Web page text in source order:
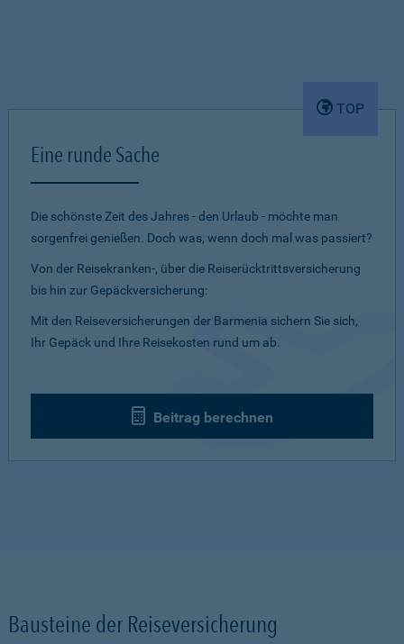
TOP
Eine runde Sache
Die schönste Zeit des Jahres - den Urlaub - möchte man
sorgenfrei genießen. Doch was, wenn doch mal was passiert?
Von der Reisekranken-, über die Reiserücktrittsversicherung
bis hin zur Gepäckversicherung:
Mit den Reiseversicherungen der Barmenia sichern Sie sich,
Ihr Gepäck und Ihre Reisekosten rund um ab.
Beitrag berechnen
Bausteine der Reiseversicherung